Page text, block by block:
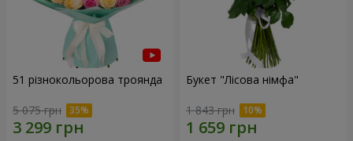
51 різнокольорова троянда
5 075 грн
Букет "Лісова німфа"
1 843 грн